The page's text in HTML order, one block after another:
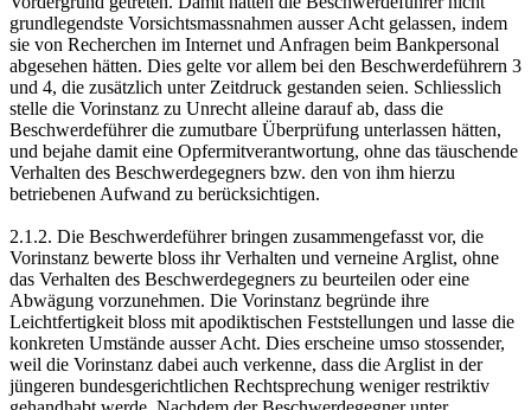
grundlegendste Vorsichtsmassnahmen ausser Acht gelassen, indem
sie von Recherchen im Internet und Anfragen beim Bankpersonal
abgesehen hätten. Dies gelte vor allem bei den Beschwerdeführern 3
und 4, die zusätzlich unter Zeitdruck gestanden seien. Schliesslich
stelle die Vorinstanz zu Unrecht alleine darauf ab, dass die
Beschwerdeführer die zumutbare Überprüfung unterlassen hätten,
und bejahe damit eine Opfermitverantwortung, ohne das täuschende
Verhalten des Beschwerdegegners bzw. den von ihm hierzu
betriebenen Aufwand zu berücksichtigen.
2.1.2. Die Beschwerdeführer bringen zusammengefasst vor, die
Vorinstanz bewerte bloss ihr Verhalten und verneine Arglist, ohne
das Verhalten des Beschwerdegegners zu beurteilen oder eine
Abwägung vorzunehmen. Die Vorinstanz begründe ihre
Leichtfertigkeit bloss mit apodiktischen Feststellungen und lasse die
konkreten Umstände ausser Acht. Dies erscheine umso stossender,
weil die Vorinstanz dabei auch verkenne, dass die Arglist in der
jüngeren bundesgerichtlichen Rechtsprechung weniger restriktiv